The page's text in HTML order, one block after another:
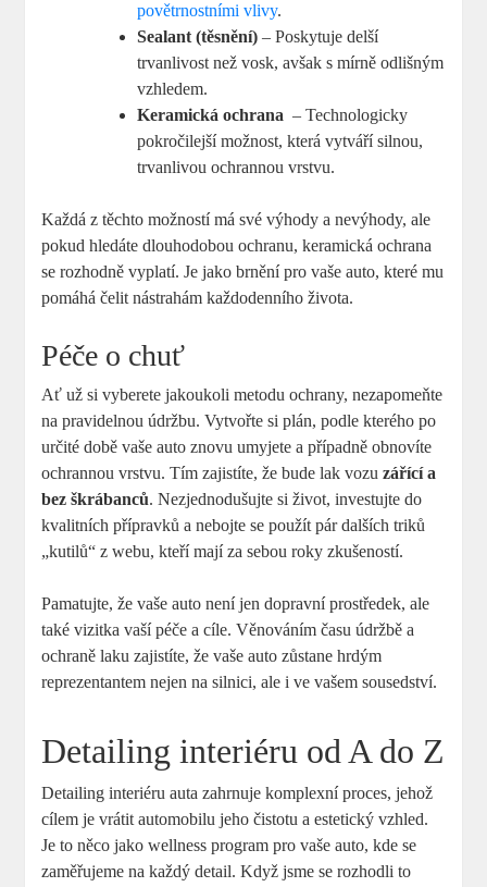
povětrnostními vlivy.
Sealant (těsnění) – Poskytuje delší
trvanlivost‌ než vosk, avšak⁤ s mírně odlišným
vzhledem.
Keramická ochrana ⁤ – Technologicky⁣
pokročilejší ⁢možnost, která vytváří⁣ silnou,
trvanlivou ochrannou vrstvu.
Každá z těchto⁤ možností má ⁣své výhody a nevýhody, ale
pokud hledáte dlouhodobou ochranu,​ keramická ochrana
se rozhodně ⁤vyplatí. Je jako ‍brnění pro vaše‍ auto, které mu
pomáhá čelit nástrahám každodenního ⁢života.
Péče ‌o chuť
Ať ​už si vyberete⁤ jakoukoli metodu ochrany, nezapomeňte⁢
na​ pravidelnou údržbu. Vytvořte si plán, podle ​kterého po
určité​ době ⁣vaše auto znovu umyjete a případně obnovíte
ochrannou vrstvu. Tím​ zajistíte, že bude lak vozuzářící a
bez škrábanců. Nezjednodušujte si‍ život, investujte do
⁤kvalitních ​přípravků a ‌nebojte ​se ⁢použít pár dalších triků
„kutilů“ z webu, kteří mají ⁤za sebou roky zkušeností.
Pamatujte, že vaše auto není ⁤jen dopravní prostředek, ale
také vizitka vaší péče a cíle. Věnováním času údržbě a
ochraně laku zajistíte, že vaše auto zůstane hrdým
reprezentantem nejen na ‌silnici, ale i ve vašem sousedství.
Detailing interiéru od A do Z
Detailing interiéru⁤ auta zahrnuje ‍komplexní proces, jehož
cílem je vrátit‌ automobilu jeho čistotu a estetický vzhled.
Je to něco ⁢jako wellness program pro‌ vaše auto, kde se
zaměřujeme na každý detail. Když jsme se rozhodli to ​